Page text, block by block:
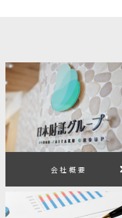
会社概要